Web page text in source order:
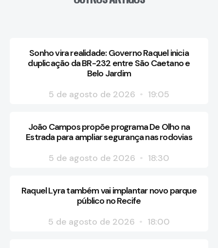
Sonho vira realidade: Governo Raquel inicia
duplicação da BR-232 entre São Caetano e
Belo Jardim
5 de agosto de 2026
19:05
João Campos propõe programa De Olho na
Estrada para ampliar segurança nas rodovias
5 de agosto de 2026
18:30
Raquel Lyra também vai implantar novo parque
público no Recife
5 de agosto de 2026
18:00